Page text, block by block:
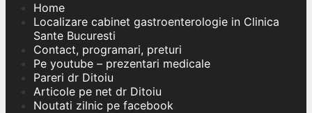
Home
Localizare cabinet gastroenterologie in Clinica
Sante Bucuresti
Contact, programari, preturi
Pe youtube – prezentari medicale
Pareri dr Ditoiu
Articole pe net dr Ditoiu
Noutati zilnic pe facebook